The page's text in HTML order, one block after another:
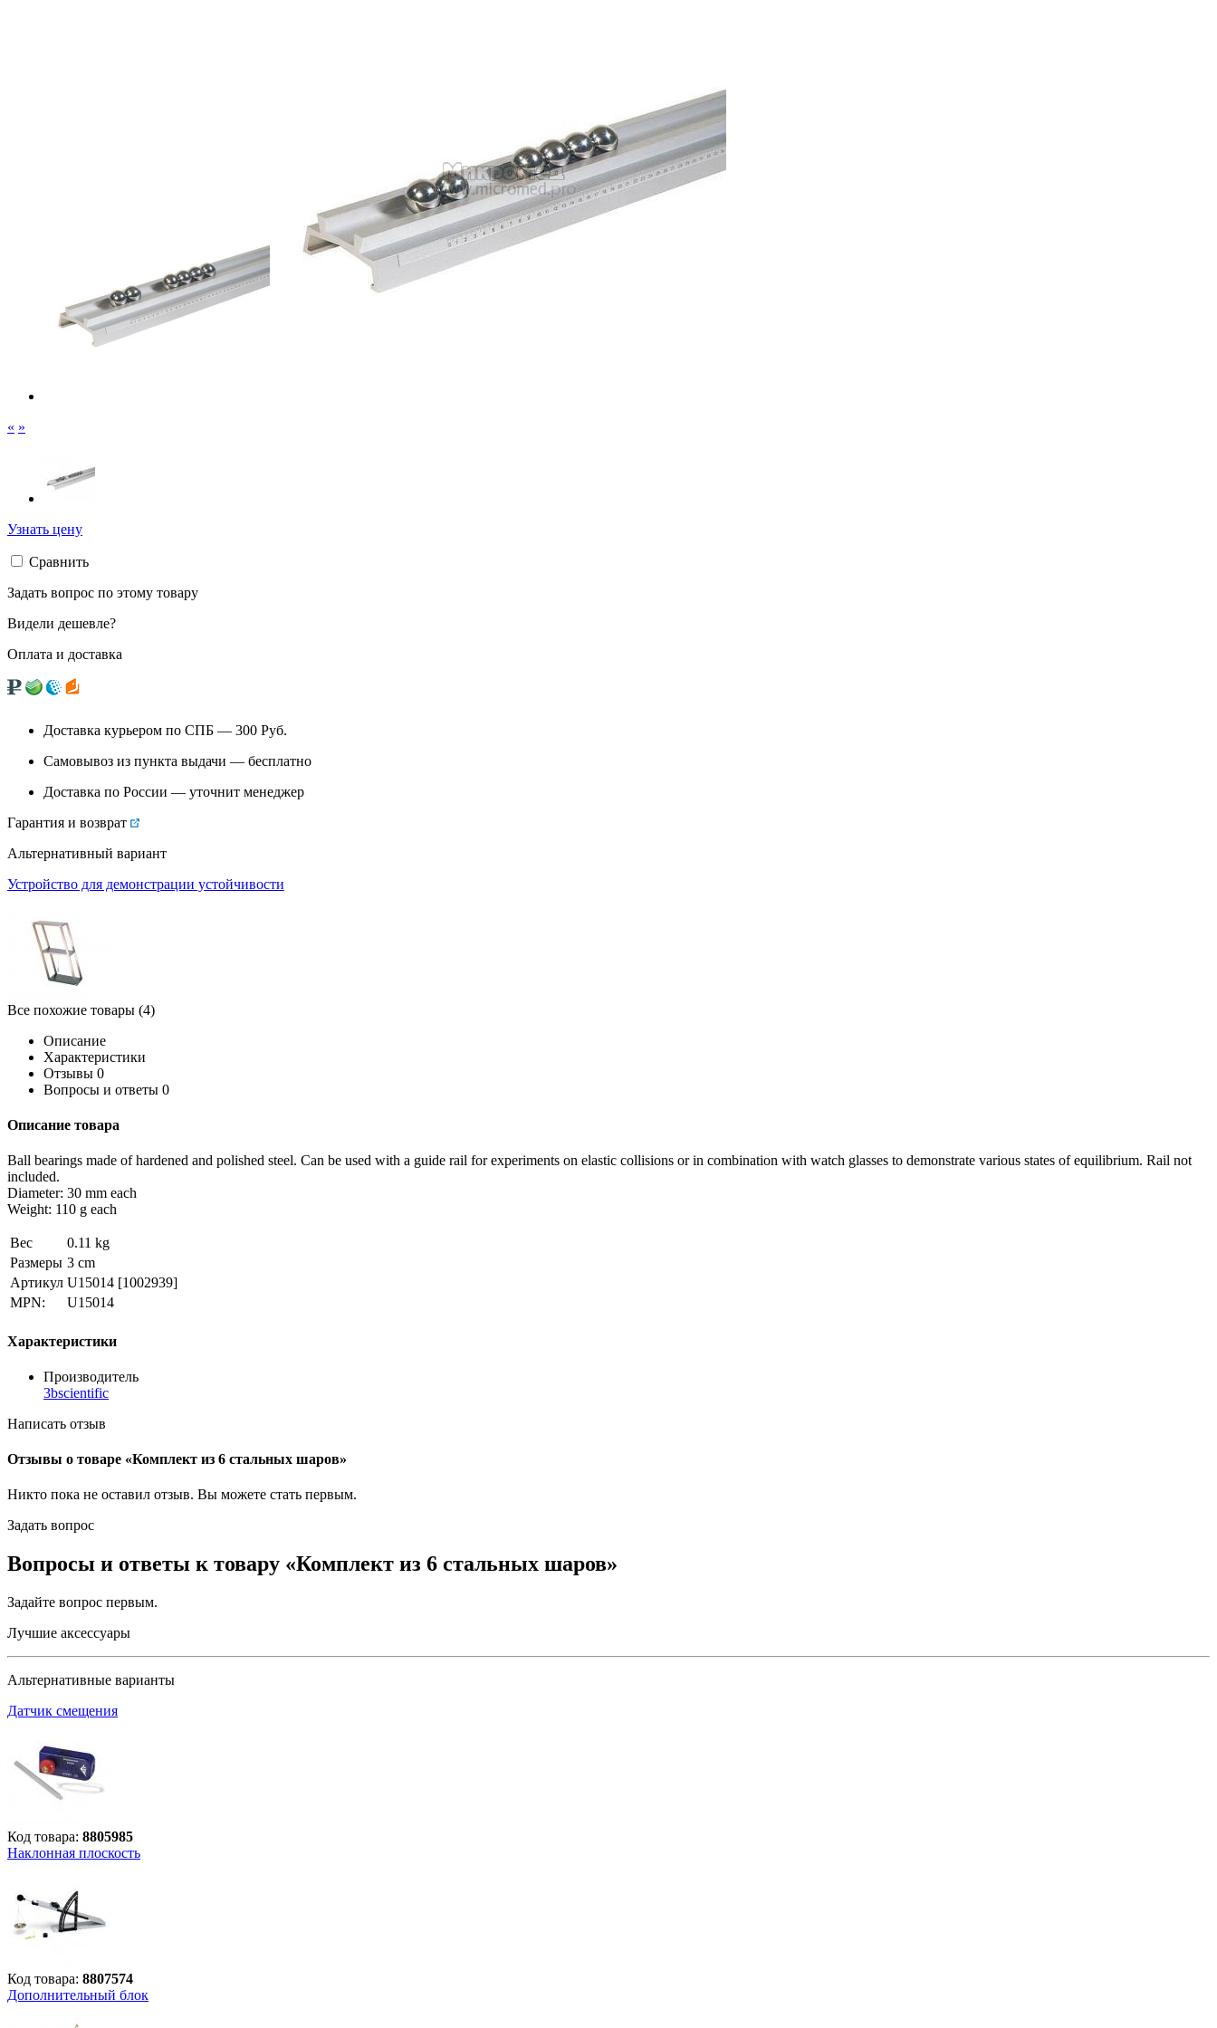
« »
Узнать цену
Сравнить
Задать вопрос по этому товару
Видели дешевле?
Оплата и доставка
Доставка курьером по СПБ — 300 Руб.
Самовывоз из пункта выдачи — бесплатно
Доставка по России — уточнит менеджер
Гарантия и возврат
Альтернативный вариант
Устройство для демонстрации устойчивости
Все похожие товары (4)
Описание
Характеристики
Отзывы 0
Вопросы и ответы 0
Описание товара
Ball bearings made of hardened and polished steel. Can be used with a guide rail for experiments on elastic collisions or in combination with watch glasses to demonstrate various states of equilibrium. Rail not
included.
Diameter: 30 mm each
Weight: 110 g each
Вес
0.11 kg
Размеры 3 cm
Артикул U15014 [1002939]
MPN:
U15014
Характеристики
Производитель
3bscientific
Написать отзыв
Отзывы о товаре «Комплект из 6 стальных шаров»
Никто пока не оставил отзыв. Вы можете стать первым.
Задать вопрос
Вопросы и ответы к товару «Комплект из 6 стальных шаров»
Задайте вопрос первым.
Лучшие аксессуары
Альтернативные варианты
Датчик смещения
Код товара: 8805985
Наклонная плоскость
Код товара: 8807574
Дополнительный блок